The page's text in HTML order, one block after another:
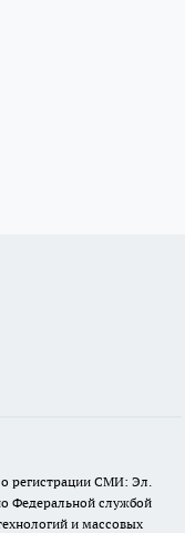
регистрации СМИ: Эл.
Федеральной службой
и массовых